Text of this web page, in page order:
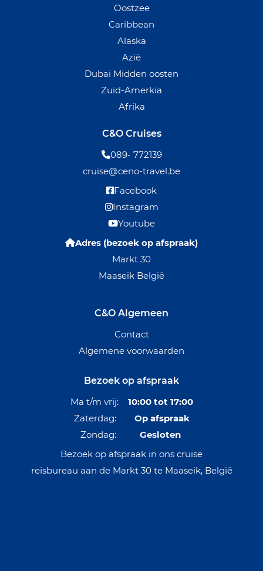
Oostzee
Caribbean
Alaska
Azië
Dubai Midden oosten
Zuid-Amerkia
Afrika
C&O Cruises
089- 772139
cruise@ceno-travel.be
Facebook
Instagram
Youtube
Adres (bezoek op afspraak)
Markt 30
Maaseik België
C&O Algemeen
Contact
Algemene voorwaarden
Bezoek op afspraak
Ma t/m vrij: 10:00 tot 17:00
Zaterdag: Op afspraak
Zondag: Gesloten
Bezoek op afspraak in ons cruise
reisbureau aan de Markt 30 te Maaseik, België